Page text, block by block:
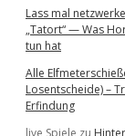
Lass mal
„Tatort“ — Was
tun hat
Alle
Losentscheide) –
Erfindung
live Spiele zu